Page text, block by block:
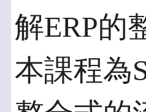
解ERP的
本課程為